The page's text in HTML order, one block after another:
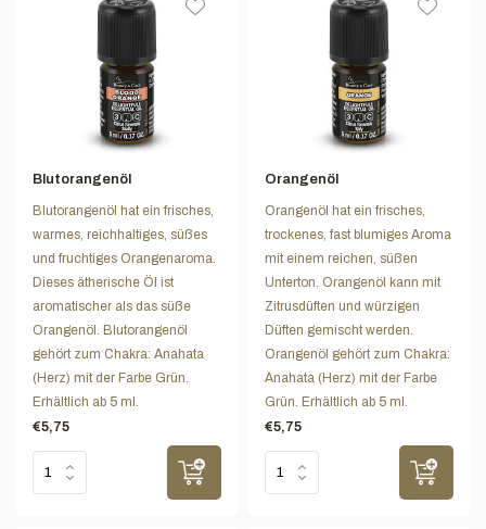
Blutorangenöl
Blutorangenöl hat ein frisches,
warmes, reichhaltiges, süßes
und fruchtiges Orangenaroma.
Dieses ätherische Öl ist
aromatischer als das süße
Orangenöl. Blutorangenöl
gehört zum Chakra: Anahata
(Herz) mit der Farbe Grün.
Erhältlich ab 5 ml.
€5,75
Orangenöl
Orangenöl hat ein frisches,
trockenes, fast blumiges Aroma
mit einem reichen, süßen
Unterton. Orangenöl kann mit
Zitrusdüften und würzigen
Düften gemischt werden.
Orangenöl gehört zum Chakra:
Anahata (Herz) mit der Farbe
Grün. Erhältlich ab 5 ml.
€5,75